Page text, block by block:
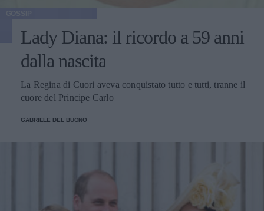
Lady Diana: il ricordo a 59 anni
dalla nascita
La Regina di Cuori aveva conquistato tutto e tutti, tranne il
cuore del Principe Carlo
GABRIELE DEL BUONO